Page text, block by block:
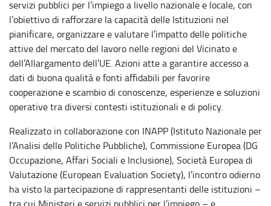
servizi pubblici per l’impiego a livello nazionale e locale, con
l’obiettivo di rafforzare la capacità delle Istituzioni nel
pianificare, organizzare e valutare l’impatto delle politiche
attive del mercato del lavoro nelle regioni del Vicinato e
dell’Allargamento dell’UE. Azioni atte a garantire accesso a
dati di buona qualità e fonti affidabili per favorire
cooperazione e scambio di conoscenze, esperienze e soluzioni
operative tra diversi contesti istituzionali e di policy.
Realizzato in collaborazione con INAPP (Istituto Nazionale per
l’Analisi delle Politiche Pubbliche), Commissione Europea (DG
Occupazione, Affari Sociali e Inclusione), Società Europea di
Valutazione (European Evaluation Society), l’incontro odierno
ha visto la partecipazione di rappresentanti delle istituzioni –